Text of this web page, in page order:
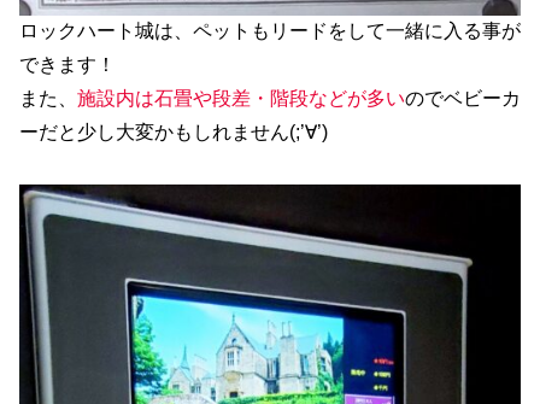
ロックハート城は、ペットもリードをして一緒に入る事が
できます！
また、 施設内は石畳や段差・階段などが多いのでベビーカ
ーだと少し大変かもしれません(;’∀’)